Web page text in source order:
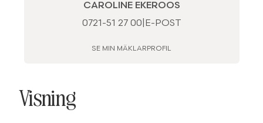
CAROLINE EKEROOS
0721-51 27 00 E-POST
SE MIN MÄKLARPROFIL
Visning